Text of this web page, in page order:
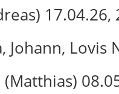
17.04.26,
Johann,
(Matthias)